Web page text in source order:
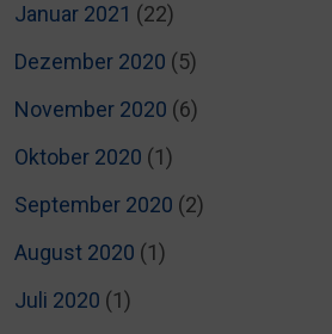
Januar 2021 (22)
Dezember 2020 (5)
November 2020 (6)
Oktober 2020 (1)
September 2020 (2)
August 2020 (1)
Juli 2020 (1)